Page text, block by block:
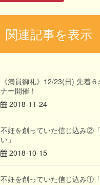
関連記事を表示
《満員御礼》12/23(日) 先着
ナー開催！
2018-11-24
不妊を創っていた信じ込み②
い」
2018-10-15
不妊を創っていた信じ込み①